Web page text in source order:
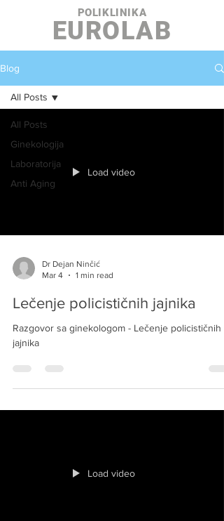
POLIKLINIKA
EUROLAB
Blog
All Posts
Ginekologija
Laboratorija
Anti Aging
All Posts
Load video
Dr Dejan Ninčić
Mar 4
1 min read
Lečenje policističnih jajnika
Razgovor sa ginekologom - Lečenje policističnih
jajnika
Load video